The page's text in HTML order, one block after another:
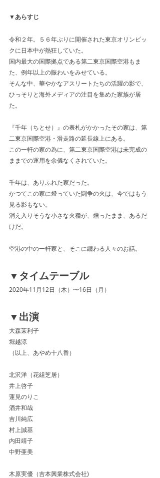
▼あらすじ
令和２年。５６年ぶりに開催された東京オリンピッ
クに日本中が熱狂していた。
国内最大の国際拠点である第二東京国際空港もま
た、例年以上の賑わいをみせている。
そんな中、華やかなアスリートたちの活躍の影で、
ひっそりと海外メディアの注目を集めた家族が居
た。
『千年（ちとせ）』の表札がかかったその家は、第
二東京国際空港・滑走路の延長線上にある。
この一軒の家の為に、第二東京国際空港は未完成の
ままでの運用を余儀なくされていた。
千年は、ありふれた家だった。
かつてこの家に燈っていた闘争の火は、今ではもう
見る影もない。
消え入りそうな小さな火種が、燻ったまま、あるだ
けだ。
空港の中の一軒家と、そこに纏わる人々のお話。
▼タイムテーブル
2020年11月12日（木）〜16日（月）
▼出演
大森茉利子
堀越涼
（以上、あやめ十八番）
北沢洋（花組芝居）
井上啓子
蓮見のりこ
酒井和哉
吉川純広
村上誠基
内田靖子
中野亜美
木原実優（吉本興業株式会社)